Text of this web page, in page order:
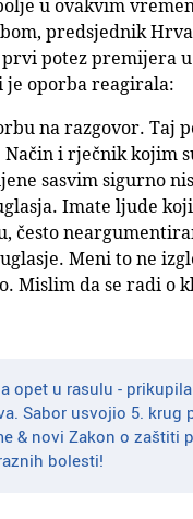
u ovakvim
predsjednik
potez premijera
je oporba reagirala:
na razgovor. Taj
i rječnik kojim
sasvim sigurno
Imate ljude
često
Meni to ne
Mislim da se radi o
opet u rasulu -
Sabor usvojio 5. krug
& novi Zakon o zaštiti
bolesti!